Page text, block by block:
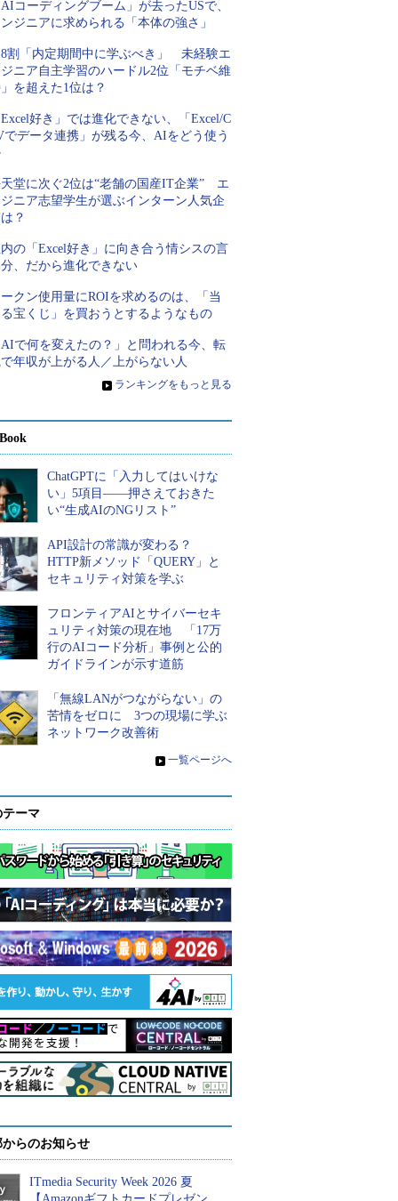
コーディングブーム」が去ったUSで、
ジニアに求められる「本体の強さ」
割「内定期間中に学ぶべき」 未経験エ
ニア自主学習のハードル2位「モチベ維
を超えた1位は？
好き」では進化できない、「Excel/C
でデータ連携」が残る今、AIをどう使う
堂に次ぐ2位は“老舗の国産IT企業” エ
ニア志望学生が選ぶインターン人気企
？
の「Excel好き」に向き合う情シスの言
、だから進化できない
クン使用量にROIを求めるのは、「当
宝くじ」を買おうとするようなもの
で何を変えたの？」と問われる今、転
年収が上がる人／上がらない人
» ランキングをもっと見る
ChatGPTに「入力してはいけな
い」5項目――押さえておきた
い“生成AIのNGリスト”
API設計の常識が変わる？
HTTP新メソッド「QUERY」と
セキュリティ対策を学ぶ
フロンティアAIとサイバーセキ
ュリティ対策の現在地 「17万
行のAIコード分析」事例と公的
ガイドラインが示す道筋
「無線LANがつながらない」の
苦情をゼロに 3つの現場に学ぶ
ネットワーク改善術
» 一覧ページへ
ーマ
らのお知らせ
ITmedia Security Week 2026 夏